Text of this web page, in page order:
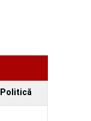
Politică